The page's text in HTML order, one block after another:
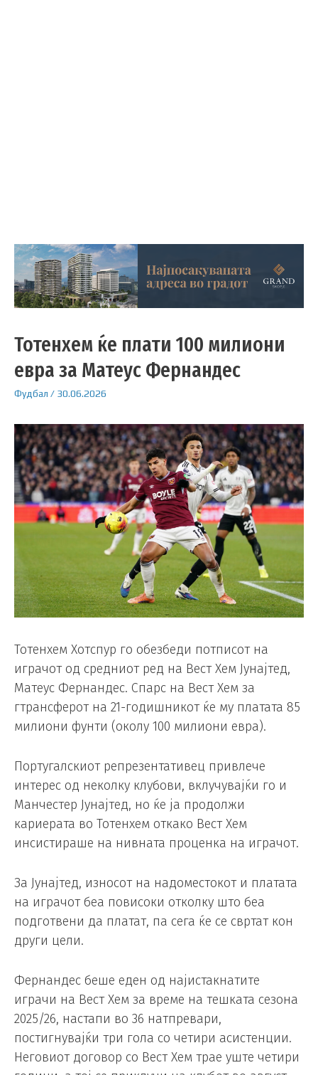
Тотенхем ќе плати 100 милиони
евра за Матеус Фернандес
Фудбал / 30.06.2026
Тотенхем Хотспур го обезбеди потписот на
играчот од средниот ред на Вест Хем Јунајтед,
Матеус Фернандес. Спарс на Вест Хем за
гтрансферот на 21-годишникот ќе му платата 85
милиони фунти (околу 100 милиони евра).
Португалскиот репрезентативец привлече
интерес од неколку клубови, вклучувајќи го и
Манчестер Јунајтед, но ќе ја продолжи
кариерата во Тотенхем откако Вест Хем
инсистираше на нивната проценка на играчот.
За Јунајтед, износот на надоместокот и платата
на играчот беа повисоки отколку што беа
подготвени да платат, па сега ќе се свртат кон
други цели.
Фернандес беше еден од најистакнатите
играчи на Вест Хем за време на тешката сезона
2025/26, настапи во 36 натпревари,
постигнувајќи три гола со четири асистенции.
Неговиот договор со Вест Хем трае уште четири